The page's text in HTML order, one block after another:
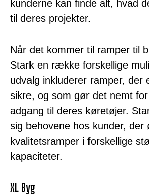
kunderne kan finde alt, hvad
til deres projekter.
Når det kommer til ramper til
Stark en række forskellige
udvalg inkluderer ramper, der
sikre, og som gør det nemt
adgang til deres køretøjer.
sig behovene hos kunder, der
kvalitetsramper i forskellige
kapaciteter.
XL Byg